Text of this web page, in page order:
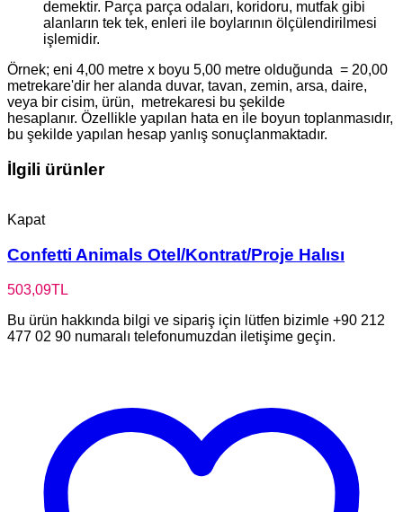
demektir. Parça parça odaları, koridoru, mutfak gibi
alanların tek tek, enleri ile boylarının ölçülendirilmesi
işlemidir.
Örnek; eni 4,00 metre x boyu 5,00 metre olduğunda = 20,00
metrekare'dir her alanda duvar, tavan, zemin, arsa, daire,
veya bir cisim, ürün, metrekaresi bu şekilde
hesaplanır. Özellikle yapılan hata en ile boyun toplanmasıdır,
bu şekilde yapılan hesap yanlış sonuçlanmaktadır.
İlgili ürünler
Kapat
Confetti Animals Otel/Kontrat/Proje Halısı
503,09TL
Bu ürün hakkında bilgi ve sipariş için lütfen bizimle +90 212
477 02 90 numaralı telefonumuzdan iletişime geçin.